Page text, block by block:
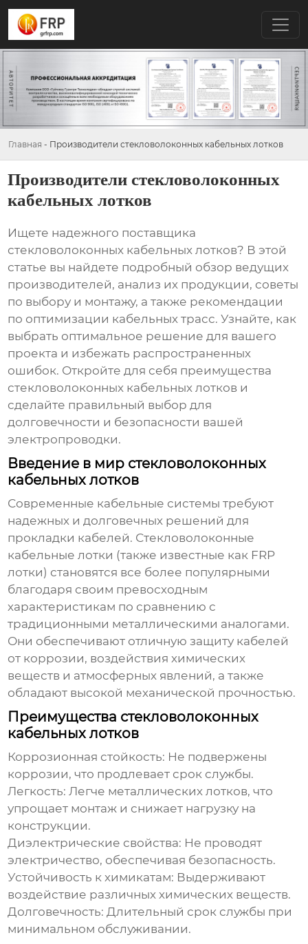
Главная - Производители стекловолоконных кабельных лотков
Производители стекловолоконных
кабельных лотков
Ищете надежного поставщика
стекловолоконных кабельных лотков? В этой
статье вы найдете подробный обзор ведущих
производителей, анализ их продукции, советы
по выбору и монтажу, а также рекомендации
по оптимизации кабельных трасс. Узнайте, как
выбрать оптимальное решение для вашего
проекта и избежать распространенных
ошибок. Откройте для себя преимущества
стекловолоконных кабельных лотков и
сделайте правильный выбор для
долговечности и безопасности вашей
электропроводки.
Введение в мир стекловолоконных
кабельных лотков
Современные кабельные системы требуют
надежных и долговечных решений для
прокладки кабелей. Стекловолоконные
кабельные лотки (также известные как FRP
лотки) становятся все более популярными
благодаря своим превосходным
характеристикам по сравнению с
традиционными металлическими аналогами.
Они обеспечивают отличную защиту кабелей
от коррозии, воздействия химических
веществ и атмосферных явлений, а также
обладают высокой механической прочностью.
Преимущества стекловолоконных
кабельных лотков
Коррозионная стойкость: Не подвержены
коррозии, что продлевает срок службы.
Легкость: Легче металлических лотков, что
упрощает монтаж и снижает нагрузку на
конструкции.
Диэлектрические свойства: Не проводят
электричество, обеспечивая безопасность.
Устойчивость к химикатам: Выдерживают
воздействие различных химических веществ.
Долговечность: Длительный срок службы при
минимальном обслуживании.